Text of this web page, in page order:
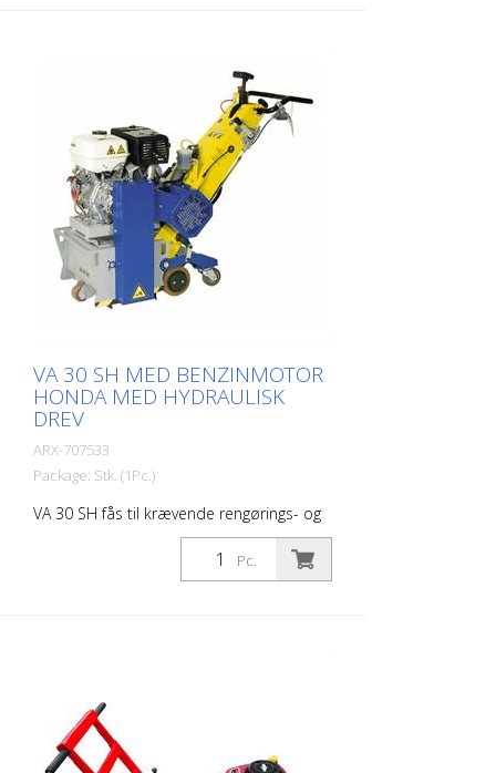
maskine til overfladebehandling til de
hårdeste opgaver. Der findes de rigtige
sæt knive til alle formål. Vægt: ca. 140 -
180 kg (300 - 400 lbs) Drift: Benzin Honda
Strøm: 6,0 kW Arbejdsbredde: 300 mm
(12'') Afstand til væggen: 90 mm (3,5'')
Dimensioner: 1.355 x 555 x 1.090 mm (53
x 22 x 43'') Standardbeslag: 8-sidede
lameller eller dit valg
VA 30 SH MED BENZINMOTOR
HONDA MED HYDRAULISK
DREV
ARX-707533
Package: Stk. (1Pc.)
VA 30 SH fås til krævende rengørings- og
oprensningsarbejde. En maskine, der er
manøvredygtig og nem at betjene takket
være den hydrauliske fremføring. Den
fjernelse af gummioverflader i lufthavne.
Der findes de rigtige knive til enhver
opgave. VA 30 SH er udstyret med en
Pc.